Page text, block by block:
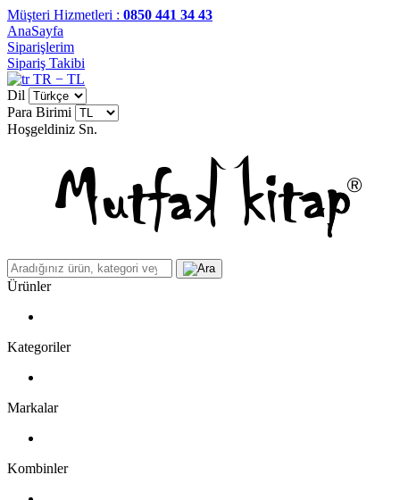
Müşteri Hizmetleri : 0850 441 34 43
AnaSayfa
Siparişlerim
Sipariş Takibi
TR − TL
Dil
Para Birimi
Hoşgeldiniz Sn.
Ürünler
Kategoriler
Markalar
Kombinler